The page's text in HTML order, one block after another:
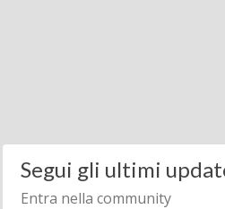
Segui gli ultimi
Entra nella community